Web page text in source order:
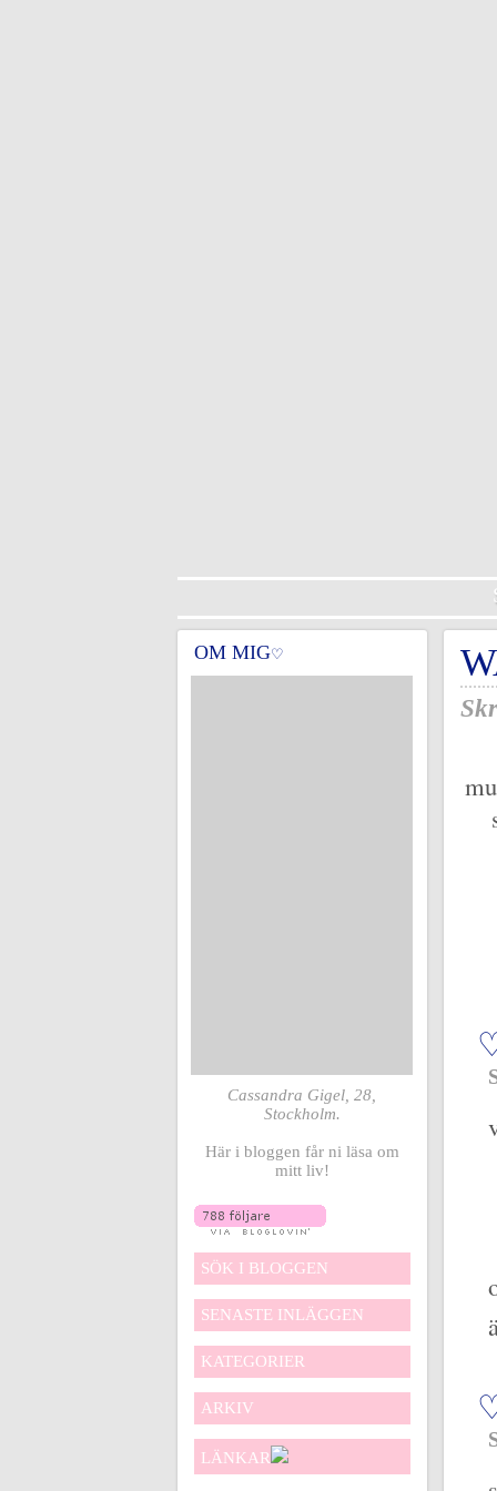
OM MIG♡
Cassandra Gigel, 28,
Stockholm.
Här i bloggen får ni läsa om
mitt liv!
SÖK I BLOGGEN
SENASTE INLÄGGEN
KATEGORIER
ARKIV
LÄNKAR